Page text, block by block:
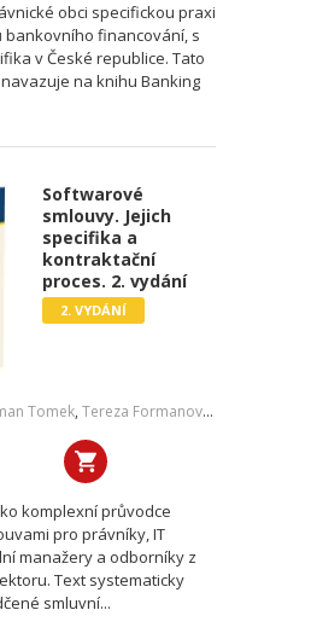
obci specifickou praxi
financování, s
v České republice. Tato
na knihu Banking
Softwarové
smlouvy. Jejich
specifika a
kontraktační
proces. 2. vydání
2. VYDÁNÍ
Tomek, Tereza Formanová ,
komplexní průvodce
pro právníky, IT
manažery a odborníky z
Text systematicky
smluvní...